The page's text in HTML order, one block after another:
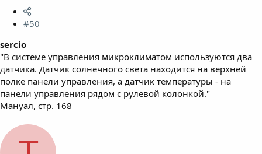
#50
sercio
"В системе управления микроклиматом используются два
датчика. Датчик солнечного света находится на верхней
полке панели управления, а датчик температуры - на
панели управления рядом с рулевой колонкой."
Мануал, стр. 168